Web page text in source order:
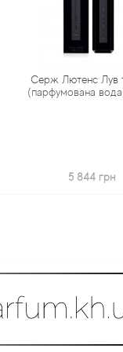
Лув тестер
вода) 50 мл